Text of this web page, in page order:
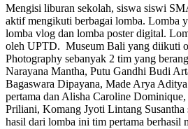
Mengisi liburan sekolah, siswa siswi
aktif mengikuti berbagai lomba. Lomba
lomba vlog dan lomba poster digital.
oleh UPTD. Museum Bali yang diikuti
Photography sebanyak 2 tim yang
Narayana Mantha, Putu Gandhi Budi
Bagaswara Dipayana, Made Arya
pertama dan Alisha Caroline
Priliani, Komang Jyoti Lintang Susantha
hasil dari lomba ini tim pertama berhasil